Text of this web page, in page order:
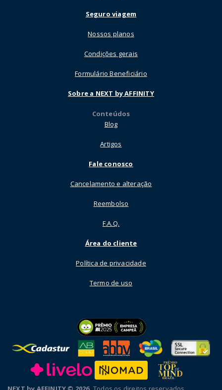
Seguro viagem
Nossos planos
Condições gerais
Formulário Beneficiário
Sobre a NEXT by AFFINITY
Conteúdos
Blog
Artigos
Fale conosco
Cancelamento e alteração
Reembolso
F.A.Q.
Área do cliente
Política de privacidade
Termo de uso